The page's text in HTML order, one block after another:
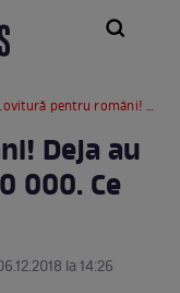
pentru români! Deja au fost afectaţi peste 200 000. Ce pregăteşte ANAF
Deja au
000. Ce
la 14:26